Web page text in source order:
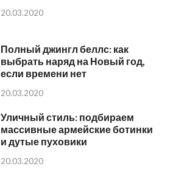
20.03.2020
Полный джингл беллс: как
выбрать наряд на Новый год,
если времени нет
20.03.2020
Уличный стиль: подбираем
массивные армейские ботинки
и дутые пуховики
20.03.2020